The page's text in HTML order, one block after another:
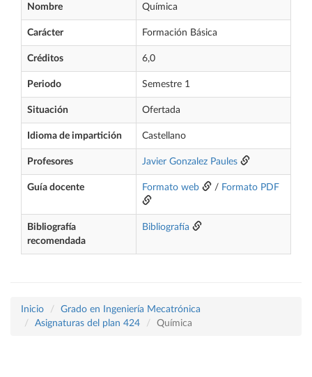
Nombre Química
Carácter Formación Básica
Créditos 6,0
Periodo Semestre 1
Situación Ofertada
Idioma de impartición Castellano
Profesores Javier Gonzalez Paules
Guía docente Formato web / Formato PDF
Bibliografía
recomendada
Bibliografía
Inicio
Grado en Ingeniería Mecatrónica
Asignaturas del plan 424
Química